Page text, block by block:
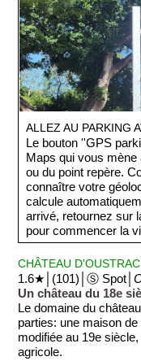
ALLEZ AU PARKING
Le bouton ''GPS
Maps qui vous
ou du point repère.
connaître votre
calcule
arrivé, retournez sur
pour commencer la
CHÂTEAU D'OUSTRAC
1.6★│(101)│Ⓢ Spot│
Un château du 18e
Le domaine du
parties: une maison
modifiée au 19e
agricole.